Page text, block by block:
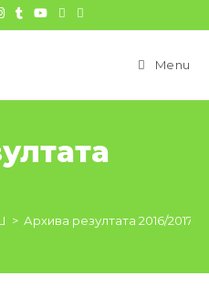
Menu
> Архива резултата 2016/2017